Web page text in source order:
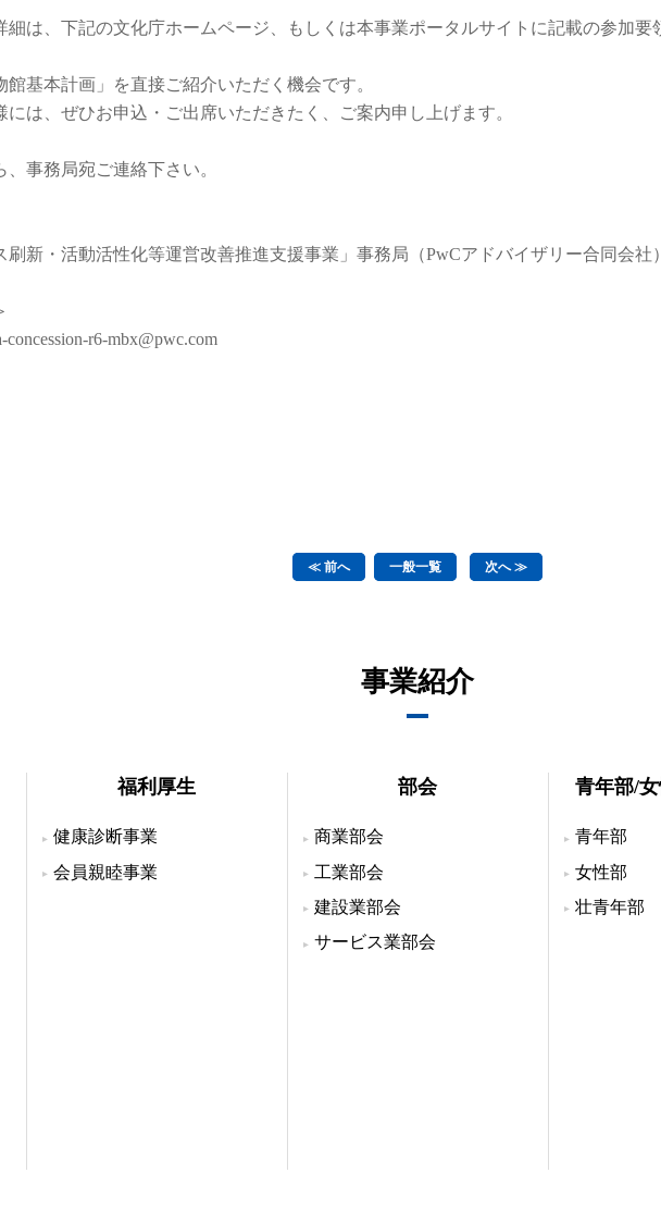
は、下記の文化庁ホームページ、もしくは本事業ポータルサイトに記載の参加要
基本計画」を直接ご紹介いただく機会です。
は、ぜひお申込・ご出席いただきたく、ご案内申し上げます。
事務局宛ご連絡下さい。
新・活動活性化等運営改善推進支援事業」事務局（PwCアドバイザリー合同会社）
r6-mbx@pwc.com
≪ 前へ 一般一覧 次へ ≫
事業紹介
福利厚生
健康診断事業
会員親睦事業
部会
商業部会
工業部会
建設業部会
サービス業部会
青年部/
青年部
女性部
壮青年部